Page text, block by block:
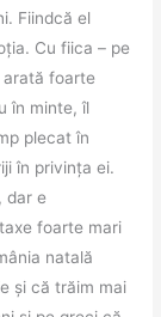
Fiindcă el
Cu fiica – pe
arată foarte
în minte, îl
plecat în
în privința ei.
dar e
foarte mari
natală
și că trăim mai